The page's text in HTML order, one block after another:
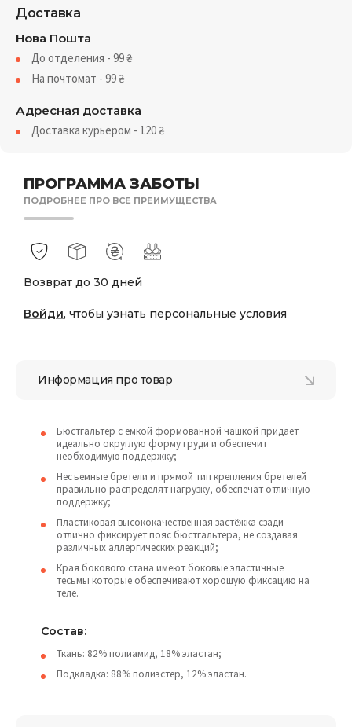
ПРОГРАММА ЗАБОТЫ
ПОДРОБНЕЕ ПРО ВСЕ ПРЕИМУЩЕСТВА
Возврат до 30 дней
Войди, чтобы узнать персональные условия
Доставка
Нова Пошта
До отделения - 99₴
На почтомат - 99₴
Адресная доставка
Доставка курьером - 120₴
Информация про товар
Бюстгальтер с ёмкой формованной чашкой придаёт
идеально округлую форму груди и обеспечит
необходимую поддержку;
Несъемные бретели и прямой тип крепления бретелей
правильно распределят нагрузку, обеспечат отличную
поддержку;
Пластиковая высококачественная застёжка сзади
отлично фиксирует пояс бюстгальтера, не создавая
различных аллергических реакций;
Края бокового стана имеют боковые эластичные
тесьмы которые обеспечивают хорошую фиксацию на
теле.
Состав:
Ткань: 82% полиамид, 18% эластан;
Подкладка: 88% полиэстер, 12% эластан.